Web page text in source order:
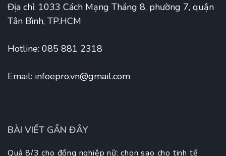
Địa chỉ: 1033 Cách Mạng Tháng 8, phường 7, quận
Tân Bình, TP.HCM
Hotline: 085 881 2318
Email: infoepro.vn@gmail.com
BÀI VIẾT GẦN ĐÂY
Quà 8/3 cho đồng nghiệp nữ: chọn sao cho tinh tế